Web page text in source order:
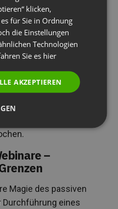
die zur Hälfte
Ihr
, die auf das im
zugeschnitten sind,
Lead-Nurturing über die
–
Magie des passiven
Durchführung eines
ITALIAN
klicken,
für Sie in Ordnung
die Einstellungen
Technologien
Sie es hier
AKZEPTIEREN